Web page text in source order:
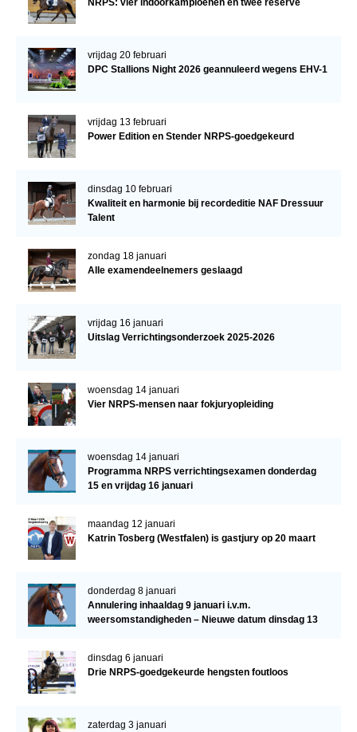
NRPS: vier indoorkampioenen en twee reserve
vrijdag 20 februari
DPC Stallions Night 2026 geannuleerd wegens EHV-1
vrijdag 13 februari
Power Edition en Stender NRPS-goedgekeurd
dinsdag 10 februari
Kwaliteit en harmonie bij recordeditie NAF Dressuur
Talent
zondag 18 januari
Alle examendeelnemers geslaagd
vrijdag 16 januari
Uitslag Verrichtingsonderzoek 2025-2026
woensdag 14 januari
Vier NRPS-mensen naar fokjuryopleiding
woensdag 14 januari
Programma NRPS verrichtingsexamen donderdag
15 en vrijdag 16 januari
maandag 12 januari
Katrin Tosberg (Westfalen) is gastjury op 20 maart
donderdag 8 januari
Annulering inhaaldag 9 januari i.v.m.
weersomstandigheden – Nieuwe datum dinsdag 13
dinsdag 6 januari
Drie NRPS-goedgekeurde hengsten foutloos
zaterdag 3 januari